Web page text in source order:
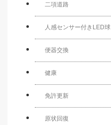
二項道路
人感センサー付きLED球
便器交換
健康
免許更新
原状回復